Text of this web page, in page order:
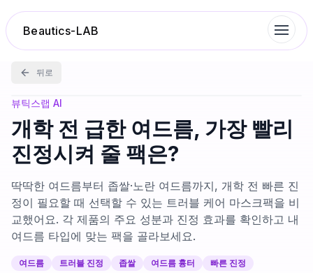
Beautics-LAB
랭킹
성분분석
나의 스킨케어
대화 이력
찜 목록
뒤로
뷰틱스랩 AI
개학 전 급한 여드름, 가장 빨리
진정시켜 줄 팩은?
딱딱한 여드름부터 좁쌀·노란 여드름까지, 개학 전 빠른 진
정이 필요할 때 선택할 수 있는 트러블 케어 마스크팩을 비
교했어요. 각 제품의 주요 성분과 진정 효과를 확인하고 내
여드름 타입에 맞는 팩을 골라보세요.
여드름 트러블 진정 좁쌀 여드름 흉터 빠른 진정